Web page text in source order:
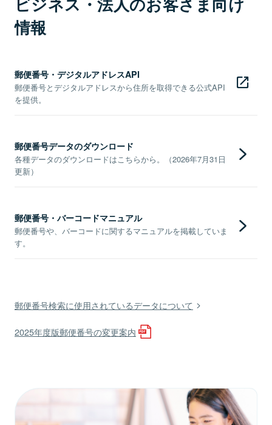
情報
郵便番号・デジタルアドレスAPI
郵便番号とデジタルアドレスから住所を取得できる公式API
を提供。
郵便番号データのダウンロード
各種データのダウンロードはこちらから。（2026年7月31日
更新）
郵便番号・バーコードマニュアル
郵便番号や、バーコードに関するマニュアルを掲載していま
す。
郵便番号検索に使用されているデータについて
2025年度版郵便番号の変更案内